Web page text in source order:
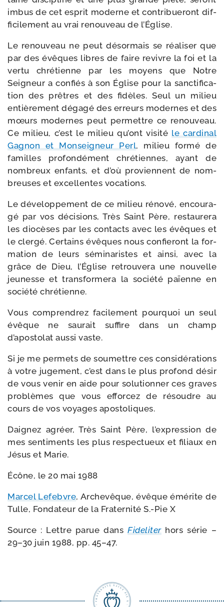
imbus de cet esprit moderne et contri­bue­ront dif­
fi­ci­le­ment au vrai renou­veau de l’Église.
Le renou­veau ne peut désor­mais se réa­li­ser que
par des évêques libres de faire revivre la foi et la
ver­tu chré­tienne par les moyens que Notre
Seigneur a confiés à son Église pour la sanc­ti­fi­ca­
tion des prêtres et des fidèles. Seul un milieu
entiè­re­ment déga­gé des erreurs modernes et des
mœurs modernes peut per­mettre ce renou­veau.
Ce milieu, c’est le milieu qu’ont visi­té le car­di­nal
Gagnon et Monseigneur Perl, milieu for­mé de
familles pro­fon­dé­ment chré­tiennes, ayant de
nom­breux enfants, et d’où pro­viennent de nom­
breuses et excel­lentes vocations.
Le déve­lop­pe­ment de ce milieu réno­vé, encou­ra­
gé par vos déci­sions, Très Saint Père, res­tau­re­ra
les dio­cèses par les contacts avec les évêques et
le cler­gé. Certains évêques nous confie­ront la for­
ma­tion de leurs sémi­na­ristes et ain­si, avec la
grâce de Dieu, l’Église retrou­ve­ra une nou­velle
jeu­nesse et trans­for­me­ra la socié­té païenne en
socié­té chrétienne.
Vous com­pren­drez faci­le­ment pour­quoi un seul
évêque ne sau­rait suf­fire dans un champ
d’apostolat aus­si vaste.
Si je me per­mets de sou­mettre ces consi­dé­ra­tions
à votre juge­ment, c’est dans le plus pro­fond désir
de vous venir en aide pour solu­tion­ner ces graves
pro­blèmes que vous effor­cez de résoudre au
cours de vos voyages apostoliques.
Daignez agréer, Très Saint Père, l’expression de
mes sen­ti­ments les plus res­pec­tueux et filiaux en
Jésus et Marie.
Écône, le 20 mai 1988
Marcel Lefebvre, Archevêque, évêque émé­rite de
Tulle, Fondateur de la Fraternité S.-Pie X
Source : Lettre parue dansFideliterhors série –
29–30 juin 1988, pp. 45–47.